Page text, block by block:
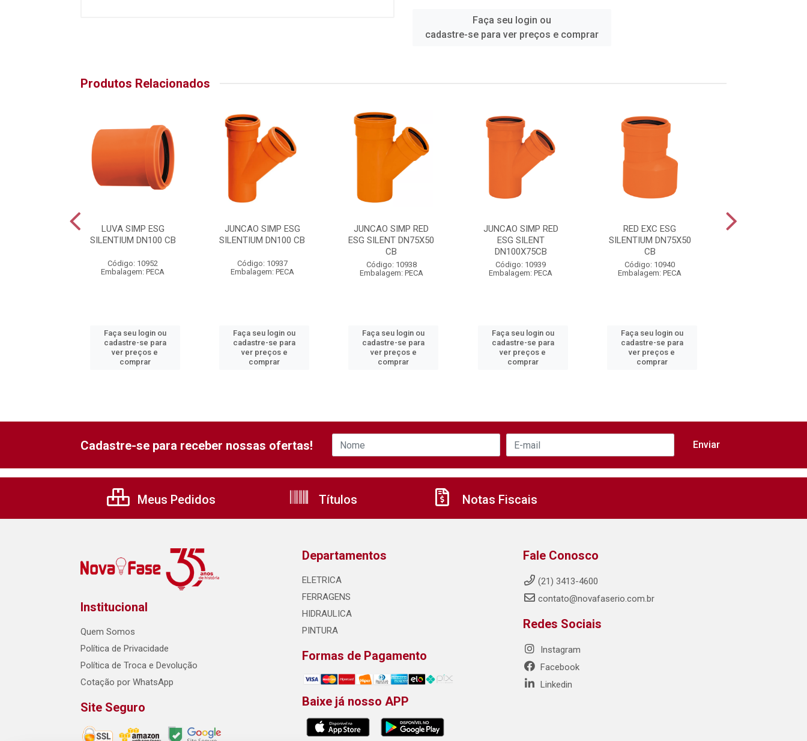
Faça seu login ou
cadastre-se para ver preços e comprar
Produtos Relacionados
LUVA SIMP ESG
SILENTIUM DN100 CB
Código: 10952
Embalagem: PECA
Faça seu login ou
cadastre-se para
ver preços e
comprar
JUNCAO SIMP ESG
SILENTIUM DN100 CB
Código: 10937
Embalagem: PECA
Faça seu login ou
cadastre-se para
ver preços e
comprar
JUNCAO SIMP RED
ESG SILENT DN75X50
CB
Código: 10938
Embalagem: PECA
Faça seu login ou
cadastre-se para
ver preços e
comprar
JUNCAO SIMP RED
ESG SILENT
DN100X75CB
Código: 10939
Embalagem: PECA
Faça seu login ou
cadastre-se para
ver preços e
comprar
RED EXC ESG
SILENTIUM DN75X50
CB
Código: 10940
Embalagem: PECA
Faça seu login ou
cadastre-se para
ver preços e
comprar
Cadastre-se para receber nossas ofertas!
Meus Pedidos Títulos Notas Fiscais
Institucional
Quem Somos
Política de Privacidade
Política de Troca e Devolução
Cotação por WhatsApp
Site Seguro
Departamentos
ELETRICA
FERRAGENS
HIDRAULICA
PINTURA
Formas de Pagamento
Baixe já nosso APP
Fale Conosco
(21) 3413-4600
contato@novafaserio.com.br
Redes Sociais
Instagram
Facebook
Linkedin